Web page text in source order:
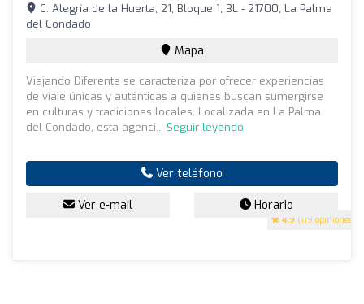
4.9 (119 opiniones)
C. Alegría de la Huerta, 21, Bloque 1, 3L - 21700, La Palma
del Condado
Mapa
Viajando Diferente se caracteriza por ofrecer experiencias
de viaje únicas y auténticas a quienes buscan sumergirse
en culturas y tradiciones locales. Localizada en La Palma
del Condado, esta agenci... Seguir leyendo
Ver teléfono
Ver e-mail Horario